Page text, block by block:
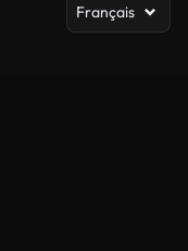
Français